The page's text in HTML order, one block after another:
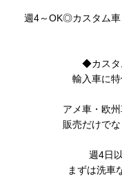
週4～OK◎カスタム車
◆カスタ
輸入車に
アメ車・欧
販売だけで
週4日
まずは洗車